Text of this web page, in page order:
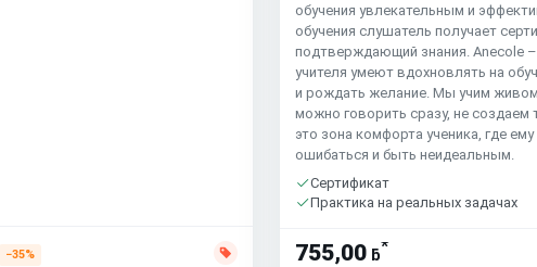
−35%
обучения увлекательным и
обучения слушатель получает
подтверждающий знания. Anecole –
учителя умеют вдохновлять на
и рождать желание. Мы учим
можно говорить сразу, не создаем
это зона комфорта ученика, где
ошибаться и быть неидеальным.
Сертификат
Практика на реальных задачах
755,00 ƃ*